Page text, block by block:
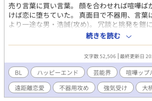
売り言葉に買い言葉。 顔を合わせれば喧嘩ば
けば恋に堕ちていた。 真面目で不器用、言葉
より一途な男・浩誠(攻め)。 冗談と挑発を鎧
を守り続ける 大胆で優しい男・マサ(受け)。
浩誠。 傷ついた時期を共に過ごした、マサ
に残した〝空白〟。 埋まらないはずのその
いがぴたりとはまり込んでいた。 会えば噛み
する。連絡がないと眠れない。 すれ違うほど
る。 繋がった瞬間、もう他の誰も入り込めな
見えない」 意外とピュアな二人が、不器用に
の先。 喧嘩から始まった恋は、どこへ向か
続きを読む
文字数 52,506 最終更新日
BL ハッピーエンド 芸能界 喧嘩ップ
遠距離恋愛
不器用攻め 強気受け 大